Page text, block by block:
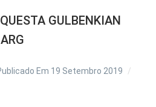
GULBENKIAN
Em 19 Setembro 2019